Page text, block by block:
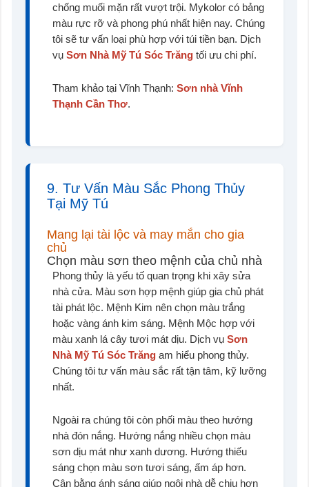
chống muối mặn rất vượt trội. Mykolor có bảng
màu rực rỡ và phong phú nhất hiện nay. Chúng
tôi sẽ tư vấn loại phù hợp với túi tiền bạn. Dịch
vụ Sơn Nhà Mỹ Tú Sóc Trăng tối ưu chi phí.
Tham khảo tại Vĩnh Thạnh: Sơn nhà Vĩnh
Thạnh Cần Thơ.
9. Tư Vấn Màu Sắc Phong Thủy
Tại Mỹ Tú
Mang lại tài lộc và may mắn cho gia
chủ
Chọn màu sơn theo mệnh của chủ nhà
Phong thủy là yếu tố quan trọng khi xây sửa
nhà cửa. Màu sơn hợp mệnh giúp gia chủ phát
tài phát lộc. Mệnh Kim nên chọn màu trắng
hoặc vàng ánh kim sáng. Mệnh Mộc hợp với
màu xanh lá cây tươi mát dịu. Dịch vụ Sơn
Nhà Mỹ Tú Sóc Trăng am hiểu phong thủy.
Chúng tôi tư vấn màu sắc rất tận tâm, kỹ lưỡng
nhất.
Ngoài ra chúng tôi còn phối màu theo hướng
nhà đón nắng. Hướng nắng nhiều chọn màu
sơn dịu mát như xanh dương. Hướng thiếu
sáng chọn màu sơn tươi sáng, ấm áp hơn.
Cân bằng ánh sáng giúp ngôi nhà dễ chịu hơn